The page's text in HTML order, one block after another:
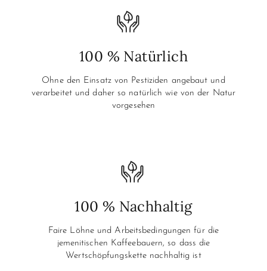
100 % Natürlich
Ohne den Einsatz von Pestiziden angebaut und
verarbeitet und daher so natürlich wie vonder Natur
vorgesehen
100 % Nachhaltig
Faire Löhne und Arbeitsbedingungen für die
jemenitischen Kaffeebauern, so dass die
Wertschöpfungskette nachhaltig ist